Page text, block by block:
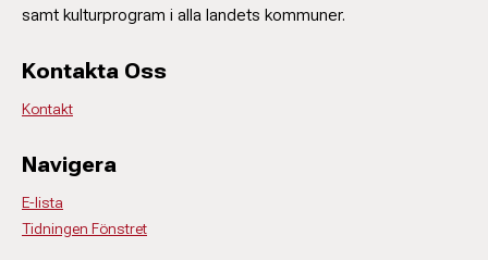
samt kulturprogram i alla landets kommuner.
Kontakta Oss
Kontakt
Navigera
E-lista
Tidningen Fönstret